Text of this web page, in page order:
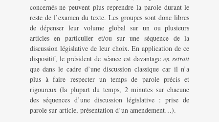
concernés ne peuvent plus reprendre la parole durant le
reste de l’examen du texte. Les groupes sont donc libres
de dépenser leur volume global sur un ou plusieurs
articles en particulier et/ou sur une séquence de la
discussion législative de leur choix. En application de ce
dispositif, le président de séance est davantageen retrait
que dans le cadre d’une discussion classique car il n’a
plus à faire respecter un temps de parole précis et
rigoureux (la plupart du temps, 2 minutes sur chacune
des séquences d’une discussion législative : prise de
parole sur article, présentation d’un amendement…).